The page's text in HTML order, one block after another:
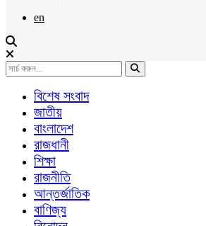
en
বিশেষ সংবাদ
জাতীয়
বাংলাদেশ
রাজধানী
শিক্ষা
রাজনীতি
আন্তর্জাতিক
বাণিজ্য